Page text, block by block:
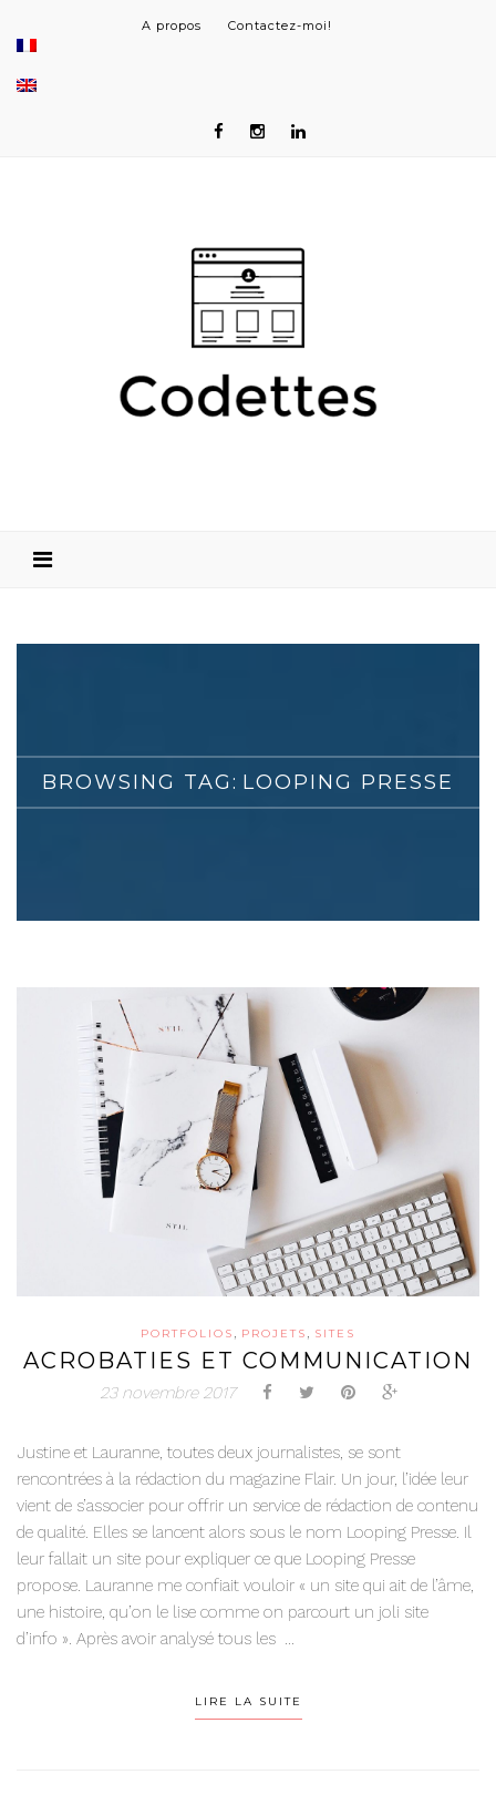
A propos Contactez-moi!
BROWSING TAG: LOOPING PRESSE
PORTFOLIOS , PROJETS , SITES
ACROBATIES ET COMMUNICATION
23 novembre 2017
Justine et Lauranne, toutes deux journalistes, se sont
rencontrées à la rédaction du magazine Flair. Un jour, l’idée leur
vient de s’associer pour offrir un service de rédaction de contenu
de qualité. Elles se lancent alors sous le nom Looping Presse. Il
leur fallait un site pour expliquer ce que Looping Presse
propose. Lauranne me confiait vouloir « un site qui ait de l’âme,
une histoire, qu’on le lise comme on parcourt un joli site
d’info ». Après avoir analysé tous les ...
LIRE LA SUITE